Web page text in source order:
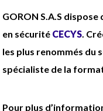
GORON S.A.S
en sécurité CECYS.
les plus renommés du
spécialiste de la
Pour plus